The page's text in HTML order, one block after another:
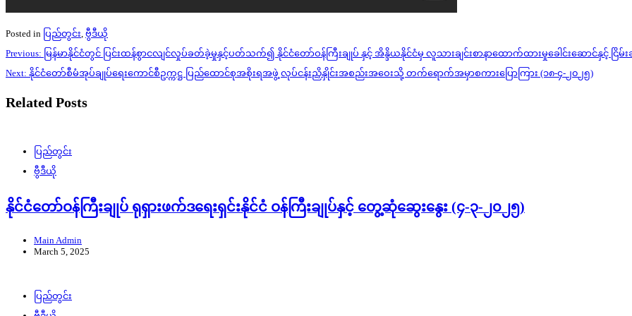
Posted in ပြည်တွင်း ဗွီဒီယို
Post
navigation
Previous: မြန်မာနိုင်ငံတွင် ပြင်းထန်စွာငလျင်လှုပ်ခတ်ခဲ့မှုနှင့်ပတ်သက်၍ နိုင်ငံတော်ဝန်ကြီးချုပ် နှင့် အိန္ဒိယနိုင်ငံမှ လူသားချင်းစာနာထောက်ထားမှုခေါင်းဆောင်နှင့် ငြိမ်
Next: နိုင်ငံတော်စီမံအုပ်ချုပ်ရေးကောင်စီဥက္ကဋ္ဌ ပြည်ထောင်စုအစိုးရအဖွဲ့ လုပ်ငန်းညှိနှိုင်းအစည်းအဝေးသို့ တက်ရောက်အမှာစကားပြောကြား (၁၈-၄-၂၀၂၅)
Related Posts
ပြည်တွင်း
ဗွီဒီယို
နိုင်ငံတော်ဝန်ကြီးချုပ် ရုရှားဖက်ဒရေးရှင်းနိုင်ငံ ဝန်ကြီးချုပ်နှင့် တွေ့ဆုံဆွေးနွေး (၄-၃-၂၀၂၅)
Main Admin
March 5, 2025
ပြည်တွင်း